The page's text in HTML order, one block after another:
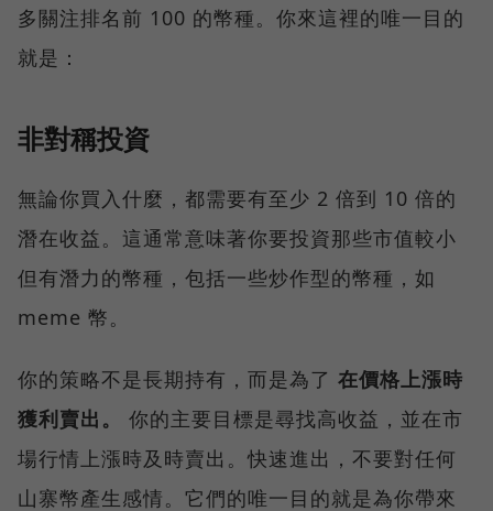
多關注排名前 100 的幣種。你來這裡的唯一目的
就是：
非對稱投資
無論你買入什麼，都需要有至少 2 倍到 10 倍的
潛在收益。這通常意味著你要投資那些市值較小
但有潛力的幣種，包括一些炒作型的幣種，如
meme 幣。
你的策略不是長期持有，而是為了 在價格上漲時
獲利賣出。
你的主要目標是尋找高收益，並在市
場行情上漲時及時賣出。快速進出，不要對任何
山寨幣產生感情。它們的唯一目的就是為你帶來